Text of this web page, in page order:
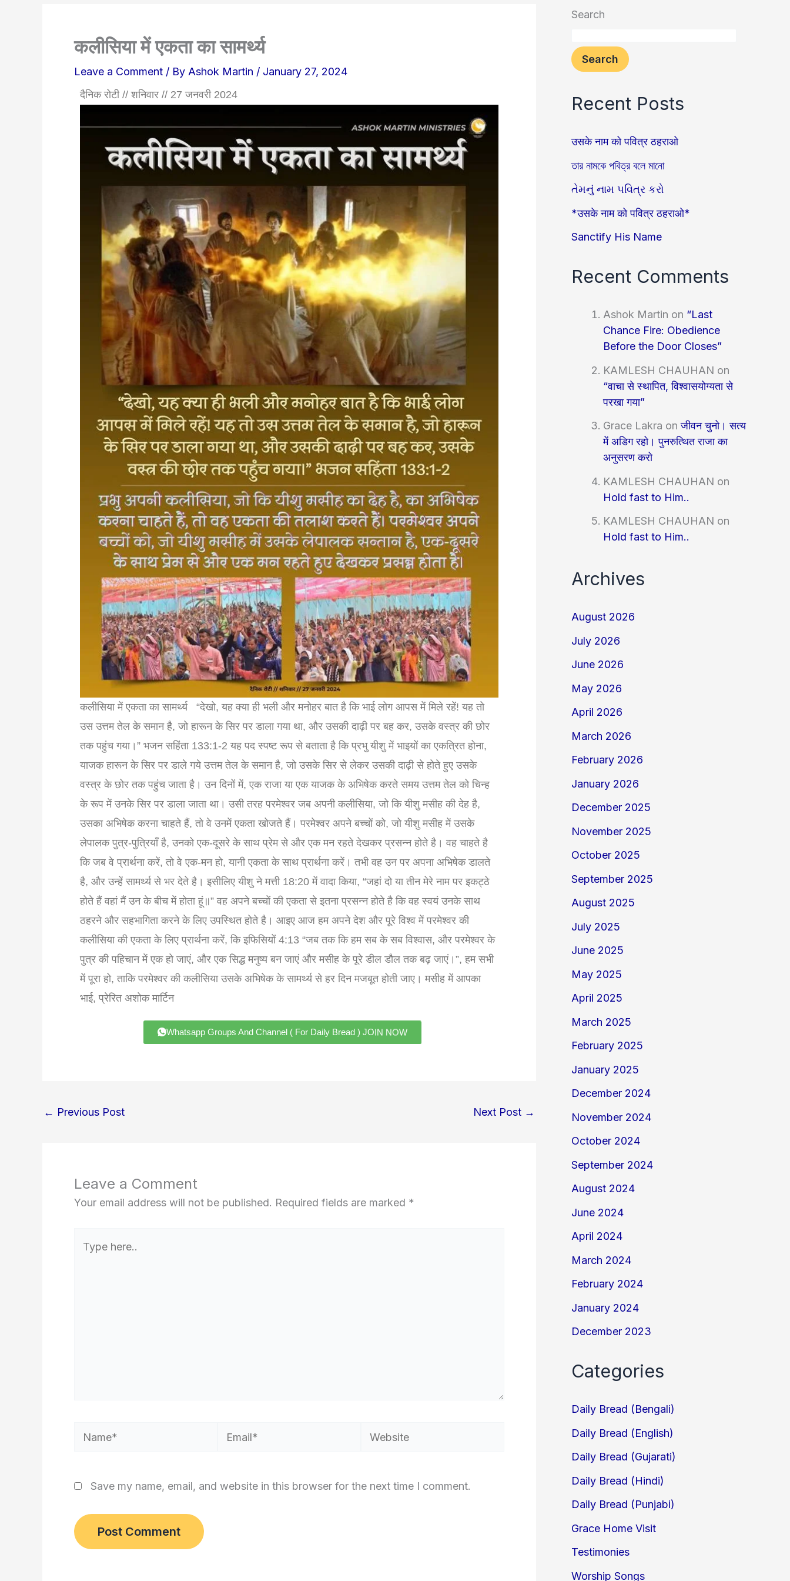
कलीसिया में एकता का सामर्थ्य
Leave a Comment / By Ashok Martin / January 27, 2024
दैनिक रोटी // शनिवार // 27 जनवरी 2024
कलीसिया में एकता का सामर्थ्य ‭‭ ‭ “देखो, यह क्या ही भली और मनोहर बात है कि भाई लोग आपस में मिले रहें! यह तो
उस उत्तम तेल के समान है, जो हारून के सिर पर डाला गया था, और उसकी दाढ़ी पर बह कर, उसके वस्त्र की छोर
तक पहुंच गया।” भजन सहिंता 133:1-2 यह पद स्पष्ट रूप से बताता है कि प्रभु यीशु में भाइयों का एकत्रित होना,
याजक हारून के सिर पर डाले गये उत्तम तेल के समान है, जो उसके सिर से लेकर उसकी दाढ़ी से होते हुए उसके
वस्त्र के छोर तक पहुंच जाता है। उन दिनों में, एक राजा या एक याजक के अभिषेक करते समय उत्तम तेल को चिन्ह
के रूप में उनके सिर पर डाला जाता था। उसी तरह परमेश्वर जब अपनी कलीसिया, जो कि यीशु मसीह की देह है,
उसका अभिषेक करना चाहते हैं, तो वे उनमें एकता खोजते हैं। परमेश्वर अपने बच्चों को, जो यीशु मसीह में उसके
लेपालक पुत्र-पुत्रियाँ है, उनको एक-दूसरे के साथ प्रेम से और एक मन रहते देखकर प्रसन्न होते है। वह चाहते है
कि जब वे प्रार्थना करें, तो वे एक-मन हो, यानी एकता के साथ प्रार्थना करें। तभी वह उन पर अपना अभिषेक डालते
है, और उन्हें सामर्थ्य से भर देते है। इसीलिए यीशु ने मत्ती 18:20 में वादा किया, “जहां दो या तीन मेरे नाम पर इकट्ठे
होते हैं वहां मैं उन के बीच में होता हूं॥” वह अपने बच्चों की एकता से इतना प्रसन्न होते है कि वह स्वयं उनके साथ
ठहरने और सहभागिता करने के लिए उपस्थित होते है। आइए आज हम अपने देश और पूरे विश्व में परमेश्वर की
कलीसिया की एकता के लिए प्रार्थना करें, कि इफिसियों 4:13 “जब तक कि हम सब के सब विश्वास, और परमेश्वर के
पुत्र की पहिचान में एक हो जाएं, और एक सिद्ध मनुष्य बन जाएं और मसीह के पूरे डील डौल तक बढ़ जाएं।”, हम सभी
में पूरा हो, ताकि परमेश्वर की कलीसिया उसके अभिषेक के सामर्थ्य से हर दिन मजबूत होती जाए। मसीह में आपका
भाई, प्रेरित अशोक मार्टिन
← Previous Post Next Post →
Leave a Comment
Your email address will not be published. Required fields are marked *
here..
Name* Email* Website
Save my name, email, and website in this browser for the next time I comment.
Search
Search
Recent Posts
उसके नाम को पवित्र ठहराओ
তার নামকে পবিত্র বলে মানো
તેમનું નામ પવિત્ર કરો
*उसके नाम को पवित्र ठहराओ*
Sanctify His Name
Recent Comments
Ashok Martin on “Last
Chance Fire: Obedience
Before the Door Closes”
KAMLESH CHAUHAN on
“वाचा से स्थापित, विश्वासयोग्यता से
परखा गया”
Grace Lakra onजीवन चुनो। सत्य
में अडिग रहो। पुनरुत्थित राजा का
अनुसरण करो
KAMLESH CHAUHAN on
Hold fast to Him..
KAMLESH CHAUHAN on
Hold fast to Him..
Archives
August 2026
July 2026
June 2026
May 2026
April 2026
March 2026
February 2026
January 2026
December 2025
November 2025
October 2025
September 2025
August 2025
July 2025
June 2025
May 2025
April 2025
March 2025
February 2025
January 2025
December 2024
November 2024
October 2024
September 2024
August 2024
June 2024
April 2024
March 2024
February 2024
January 2024
December 2023
Categories
Daily Bread (Bengali)
Daily Bread (English)
Daily Bread (Gujarati)
Daily Bread (Hindi)
Daily Bread (Punjabi)
Grace Home Visit
Testimonies
Worship Songs